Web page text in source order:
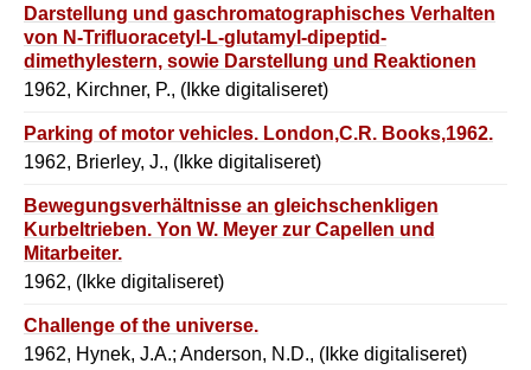
Darstellung und gaschromatographisches Verhalten
von N-Trifluoracetyl-L-glutamyl-dipeptid-
dimethylestern, sowie Darstellung und Reaktionen
von Aminosäure-trifluoracetylhydraziden.
1962, Kirchner, P., (Ikke digitaliseret)
Parking of motor vehicles. London,C.R. Books,1962.
1962, Brierley, J., (Ikke digitaliseret)
Bewegungsverhältnisse an gleichschenkligen
Kurbeltrieben. Yon W. Meyer zur Capellen und
Mitarbeiter.
1962, (Ikke digitaliseret)
Challenge of the universe.
1962, Hynek, J.A.; Anderson, N.D., (Ikke digitaliseret)